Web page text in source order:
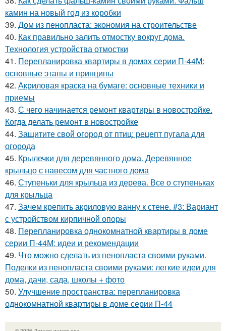
камин на новый год из коробки
39. Дом из пенопласта: экономия на строительстве
40. Как правильно залить отмостку вокруг дома.
Технология устройства отмостки
41. Перепланировка квартиры в домах серии П-44М:
основные этапы и принципы
42. Акриловая краска на бумаге: основные техники и
приемы
43. С чего начинается ремонт квартиры в новостройке.
Когда делать ремонт в новостройке
44. Защитите свой огород от птиц: рецепт пугала для
огорода
45. Крылечки для деревянного дома. Деревянное
крыльцо с навесом для частного дома
46. Ступеньки для крыльца из дерева. Все о ступеньках
для крыльца
47. Зачем крепить акриловую ванну к стене. #3: Вариант
с устройством кирпичной опоры
48. Перепланировка однокомнатной квартиры в доме
серии П-44М: идеи и рекомендации
49. Что можно сделать из пенопласта своими руками.
Поделки из пенопласта своими руками: легкие идеи для
дома, дачи, сада, школы + фото
50. Улучшение пространства: перепланировка
однокомнатной квартиры в доме серии П-44